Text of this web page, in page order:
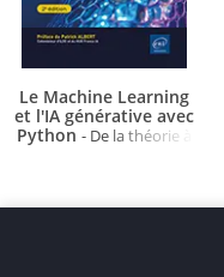
Le Machine Learning
et l'IA générative avec
Python - De la théorie à